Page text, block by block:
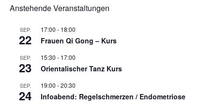
Anstehende Veranstaltungen
SEP.
22
17:00 - 18:00
Frauen Qi Gong – Kurs
SEP.
23
15:30 - 17:00
Orientalischer Tanz Kurs
SEP.
24
19:00 -20:30
Infoabend: Regelschmerzen / Endometriose